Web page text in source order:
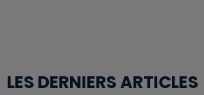
LES DERNIERS ARTICLES